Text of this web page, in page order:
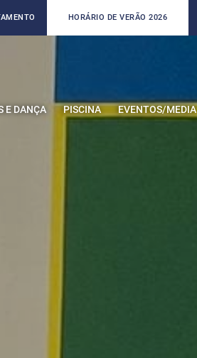
HORÁRIO DE VERÃO 2026
E DANÇA PISCINA EVENTOS/MEDIA